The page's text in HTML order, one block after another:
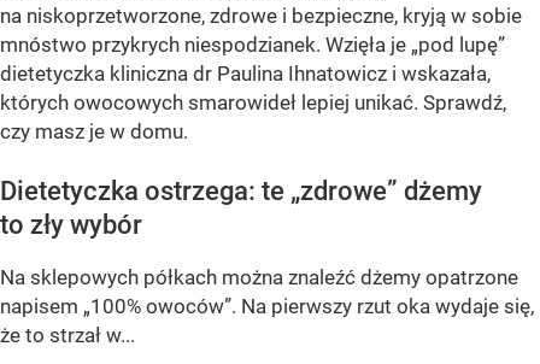
na niskoprzetworzone, zdrowe i bezpieczne, kryją w sobie
mnóstwo przykrych niespodzianek. Wzięła je „pod lupę”
dietetyczka kliniczna dr Paulina Ihnatowicz i wskazała,
których owocowych smarowideł lepiej unikać. Sprawdź,
czy masz je w domu.
Dietetyczka ostrzega: te „zdrowe” dżemy
to zły wybór
Na sklepowych półkach można znaleźć dżemy opatrzone
napisem „100% owoców”. Na pierwszy rzut oka wydaje się,
że to strzał w...